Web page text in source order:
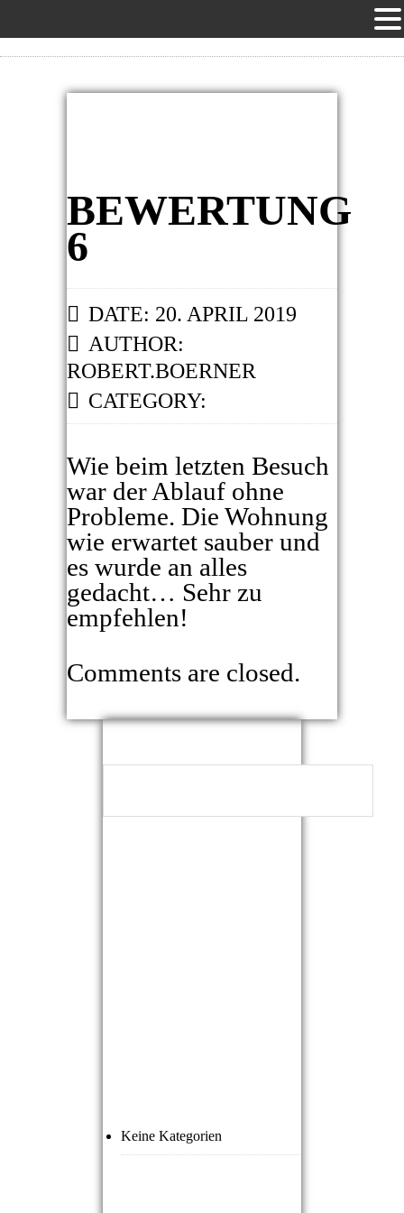
BEWERTUNG
6
DATE: 20. APRIL 2019
AUTHOR:
ROBERT.BOERNER
CATEGORY:
Wie beim letzten Besuch
war der Ablauf ohne
Probleme. Die Wohnung
wie erwartet sauber und
es wurde an alles
gedacht… Sehr zu
empfehlen!
Comments are closed.
Keine Kategorien